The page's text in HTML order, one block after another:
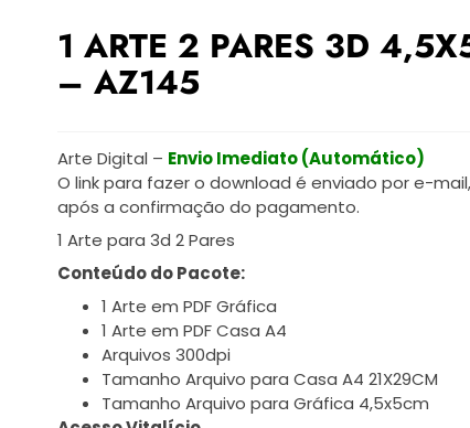
1 ARTE 2 PARES 3D
– AZ145
Arte Digital – Envio Imediato (Automático)
O link para fazer o download é enviado por e-
após a confirmação do pagamento.
1 Arte para 3d 2 Pares
Conteúdo do Pacote:
1 Arte em PDF Gráfica
1 Arte em PDF Casa A4
Arquivos 300dpi
Tamanho Arquivo para Casa A4 21X29CM
Tamanho Arquivo para Gráfica 4,5x5cm